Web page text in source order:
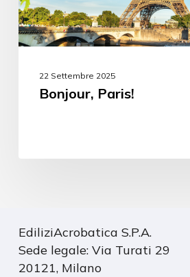
22 Settembre 2025
Bonjour, Paris!
EdiliziAcrobatica S.P.A.
Sede legale: Via Turati 29
20121, Milano